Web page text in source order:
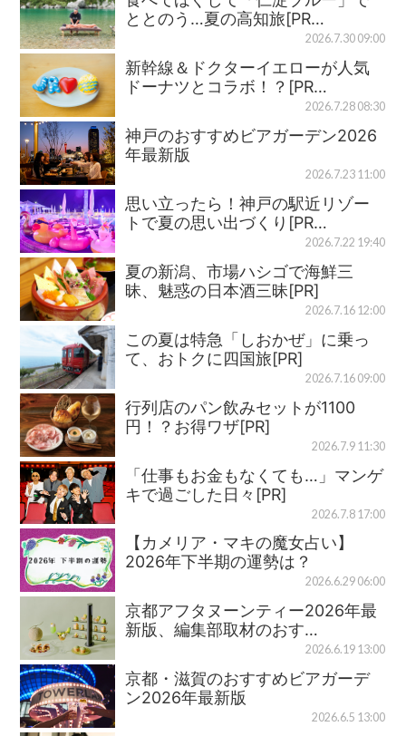
ととのう…夏の高知旅[PR…
2026.7.30 09:00
新幹線＆ドクターイエローが人気
ドーナツとコラボ！？[PR…
2026.7.28 08:30
神戸のおすすめビアガーデン2026
年最新版
2026.7.23 11:00
思い立ったら！神戸の駅近リゾー
トで夏の思い出づくり[PR…
2026.7.22 19:40
夏の新潟、市場ハシゴで海鮮三
昧、魅惑の日本酒三昧[PR]
2026.7.16 12:00
この夏は特急「しおかぜ」に乗っ
て、おトクに四国旅[PR]
2026.7.16 09:00
行列店のパン飲みセットが1100
円！？お得ワザ[PR]
2026.7.9 11:30
「仕事もお金もなくても…」マンゲ
キで過ごした日々[PR]
2026.7.8 17:00
【カメリア・マキの魔女占い】
2026年下半期の運勢は？
2026.6.29 06:00
京都アフタヌーンティー2026年最
新版、編集部取材のおす…
2026.6.19 13:00
京都・滋賀のおすすめビアガーデ
ン2026年最新版
2026.6.5 13:00